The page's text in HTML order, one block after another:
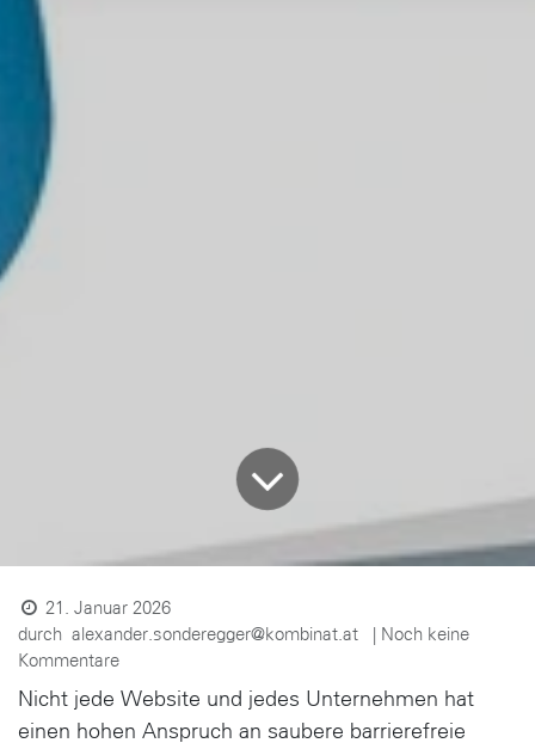
21. Januar 2026
durch alexander.sonderegger@kombinat.at
| Noch keine
Kommentare
Nicht jede Website und jedes Unternehmen hat
einen hohen Anspruch an saubere barrierefreie